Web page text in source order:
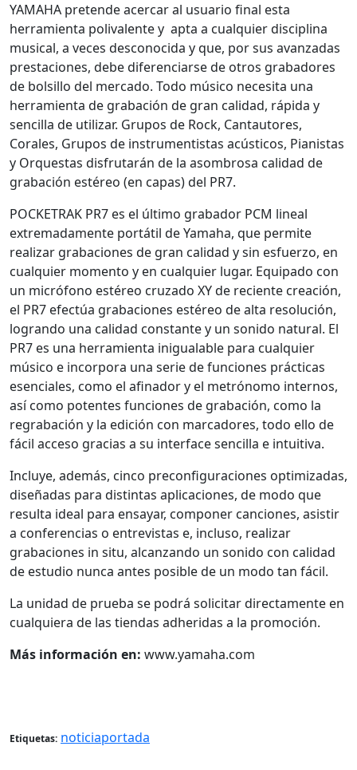
YAMAHA pretende acercar al usuario final esta
herramienta polivalente y apta a cualquier disciplina
musical, a veces desconocida y que, por sus avanzadas
prestaciones, debe diferenciarse de otros grabadores
de bolsillo del mercado. Todo músico necesita una
herramienta de grabación de gran calidad, rápida y
sencilla de utilizar. Grupos de Rock, Cantautores,
Corales, Grupos de instrumentistas acústicos, Pianistas
y Orquestas disfrutarán de la asombrosa calidad de
grabación estéreo (en capas) del PR7.
POCKETRAK PR7 es el último grabador PCM lineal
extremadamente portátil de Yamaha, que permite
realizar grabaciones de gran calidad y sin esfuerzo, en
cualquier momento y en cualquier lugar. Equipado con
un micrófono estéreo cruzado XY de reciente creación,
el PR7 efectúa grabaciones estéreo de alta resolución,
logrando una calidad constante y un sonido natural. El
PR7 es una herramienta inigualable para cualquier
músico e incorpora una serie de funciones prácticas
esenciales, como el afinador y el metrónomo internos,
así como potentes funciones de grabación, como la
regrabación y la edición con marcadores, todo ello de
fácil acceso gracias a su interface sencilla e intuitiva.
Incluye, además, cinco preconfiguraciones optimizadas,
diseñadas para distintas aplicaciones, de modo que
resulta ideal para ensayar, componer canciones, asistir
a conferencias o entrevistas e, incluso, realizar
grabaciones in situ, alcanzando un sonido con calidad
de estudio nunca antes posible de un modo tan fácil.
La unidad de prueba se podrá solicitar directamente en
cualquiera de las tiendas adheridas a la promoción.
Más información en: www.yamaha.com
Etiquetas: noticiaportada